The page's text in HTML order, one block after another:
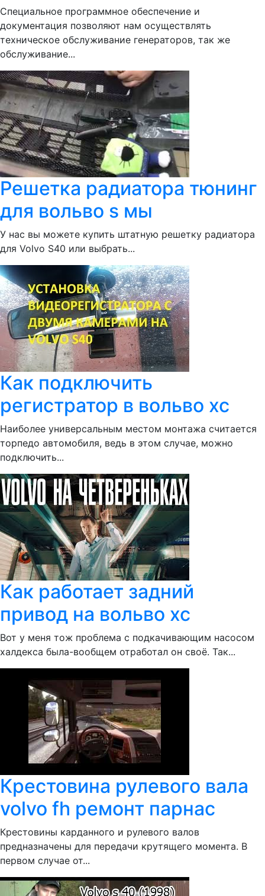
Специальное программное обеспечение и
документация позволяют нам осуществлять
техническое обслуживание генераторов, так же
обслуживание...
Решетка радиатора тюнинг
для вольво s мы
У нас вы можете купить штатную решетку радиатора
для Volvo S40 или выбрать...
Как подключить
регистратор в вольво хс
Наиболее универсальным местом монтажа считается
торпедо автомобиля, ведь в этом случае, можно
подключить...
Как работает задний
привод на вольво хс
Вот у меня тож проблема с подкачивающим насосом
халдекса была-вообщем отработал он своё. Так...
Крестовина рулевого вала
volvo fh ремонт парнас
Крестовины карданного и рулевого валов
предназначены для передачи крутящего момента. В
первом случае от...